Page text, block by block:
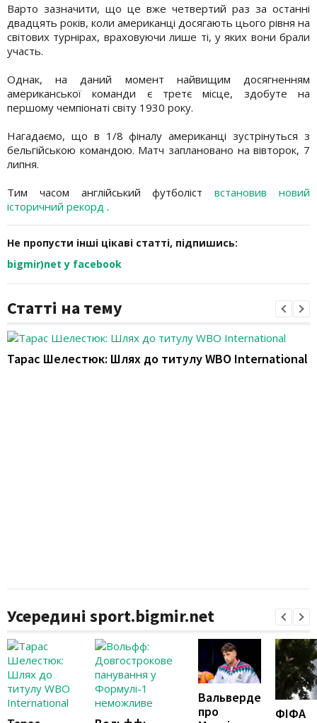
Варто зазначити, що це вже четвертий раз за останні
двадцять років, коли американці досягають цього рівня на
світових турнірах, враховуючи лише ті, у яких вони брали
участь.
Однак, на даний момент найвищим досягненням
американської команди є третє місце, здобуте на
першому чемпіонаті світу 1930 року.
Нагадаємо, що в 1/8 фіналу американці зустрінуться з
бельгійською командою. Матч заплановано на вівторок, 7
липня.
Тим часом англійський футболіствстановив новий
історичний рекорд .
Не пропусти інші цікаві статті, підпишись:
bigmir)net у facebook
Статті на тему
Тарас Шелестюк: Шлях до титулу WBO International
Усередині sport.bigmir.net
Вальверде
про
ФІФА